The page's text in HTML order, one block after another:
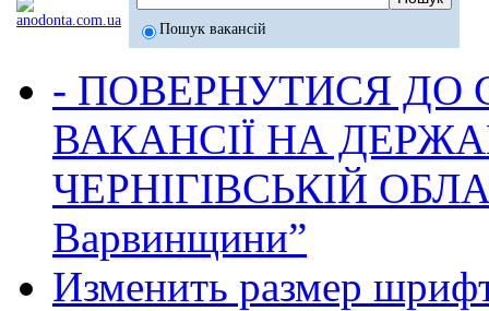
Пошук вакансій
- ПОВЕРНУТИСЯ ДО
ВАКАНСІЇ НА
ЧЕРНІГІВСЬКІЙ
Варвинщини”
Изменить размер